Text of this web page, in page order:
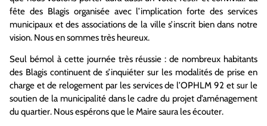
fête des Blagis organisée avec l’implication forte des services
municipaux et des associations de la ville s’inscrit bien dans notre
vision. Nous en sommes très heureux.
Seul bémol à cette journée très réussie : de nombreux habitants
des Blagis continuent de s’inquiéter sur les modalités de prise en
charge et de relogement par les services de l’OPHLM 92 et sur le
soutien de la municipalité dans le cadre du projet d’aménagement
du quartier. Nous espérons que le Maire saura les écouter.